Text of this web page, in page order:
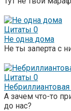
Цитаты 0
Не одна дома
Не ты заперта с
Цитаты 0
Небриллиантовая
А зачем что-то
до нас?